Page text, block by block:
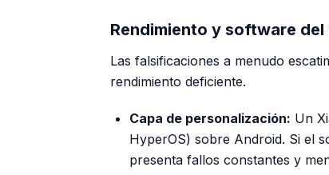
Rendimiento y software
Las falsificaciones a menudo
rendimiento deficiente.
Capa de personalización: Un
HyperOS) sobre Android. Si el
presenta fallos constantes y